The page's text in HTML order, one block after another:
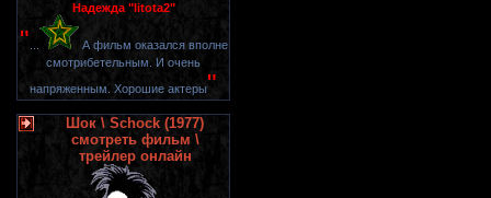
Надежда "litota2"
"
А фильм оказался вполне
смотрибетельным. И очень
напряженным. Хорошие актеры"
Шок \ Schock (1977)
смотреть фильм \
трейлер онлайн